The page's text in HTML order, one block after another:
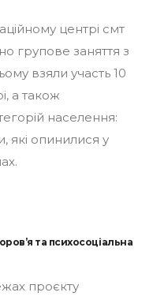
центрі смт
групове заняття з
взяли участь 10
а також
населення:
які опинилися у
та психосоціальна
проєкту